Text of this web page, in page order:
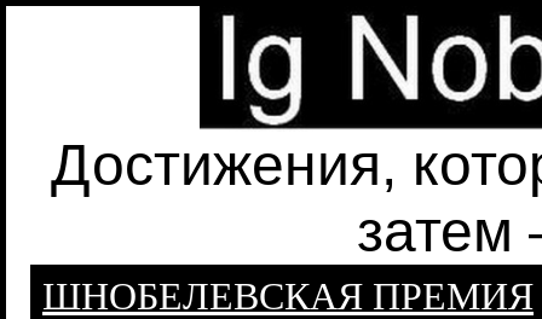
Достижения,
затем
ШНОБЕЛЕВСКАЯ ПРЕМИЯ